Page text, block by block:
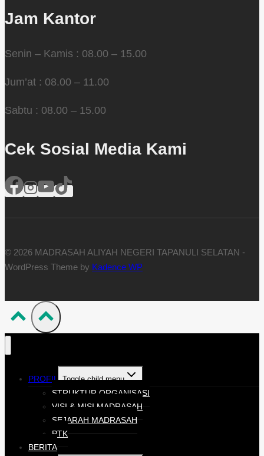
Jam Kantor
Senin – Kamis : 08.00 – 15.00
Jum’at : 08.00 – 11.00
Sabtu : 08.00 – 15.00
Cek Sosial Media Kami
© 2026 MADRASAH ALIYAH NEGERI TAPANULI SELATAN -
WordPress Theme by Kadence WP
PROFIL Toggle child menu
STRUKTUR ORGANISASI
VISI & MISI MADRASAH
SEJARAH MADRASAH
PTK
BERITA